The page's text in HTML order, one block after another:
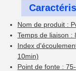
Nom de produit :
Temps de liaison :
Index
10min)
Point de fonte :